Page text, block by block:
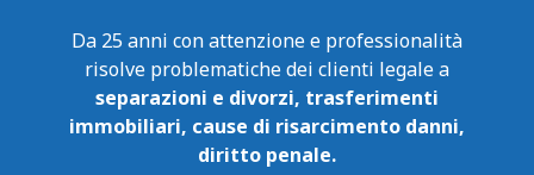
Da 25 anni con attenzione e professionalità
separazioni e divorzi, trasferimenti
immobiliari, cause di risarcimento danni,
diritto penale.